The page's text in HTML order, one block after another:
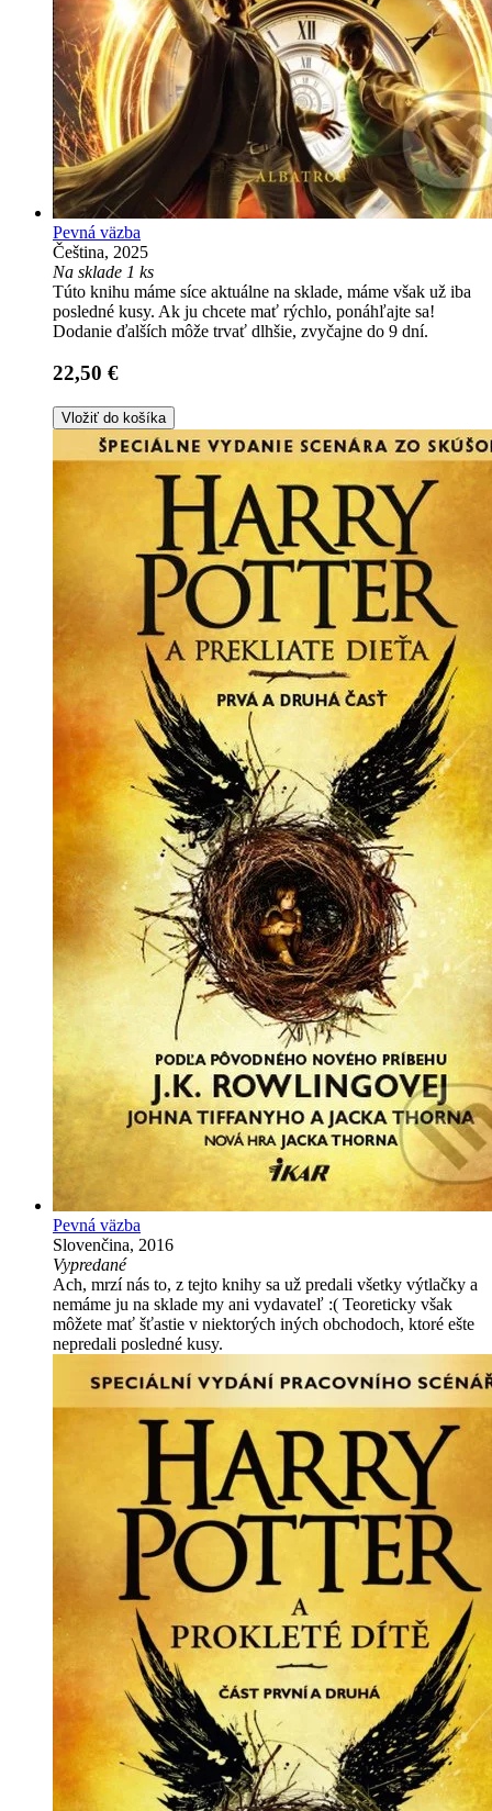
Pevná väzba
Čeština, 2025
Na sklade 1 ks
Túto knihu máme síce aktuálne na sklade, máme však už iba
posledné kusy. Ak ju chcete mať rýchlo, ponáhľajte sa!
Dodanie ďalších môže trvať dlhšie, zvyčajne do 9 dní.
22,50 €
Vložiť do košíka
Pevná väzba
Slovenčina, 2016
Vypredané
Ach, mrzí nás to, z tejto knihy sa už predali všetky výtlačky a
nemáme ju na sklade my ani vydavateľ :( Teoreticky však
môžete mať šťastie v niektorých iných obchodoch, ktoré ešte
nepredali posledné kusy.